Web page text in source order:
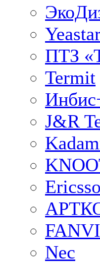
ПТЗ
Termit
J&R
Nec